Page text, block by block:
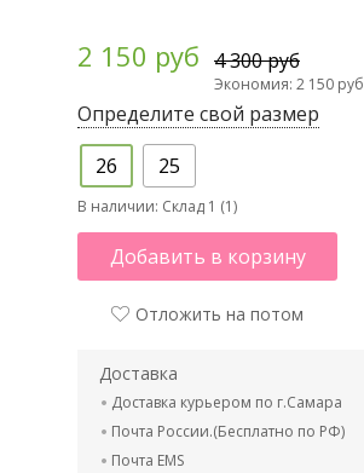
2 150 руб 4 300 руб
Экономия: 2 150 руб
Определите свой размер
26
25
В наличии: Склад 1 (1)
Добавить в корзину
Отложить на потом
Доставка
Доставка курьером по г.Самара
Почта России.(Бесплатно по РФ)
Почта EMS